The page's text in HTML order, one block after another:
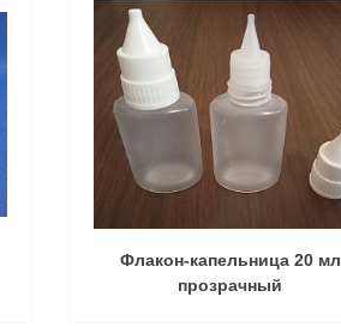
Флакон-капельница 20 мл
прозрачный